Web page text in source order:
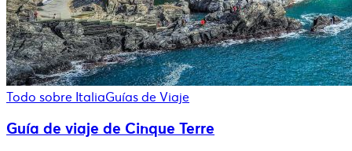
Todo sobre ItaliaGuías de Viaje
Guía de viaje de Cinque Terre